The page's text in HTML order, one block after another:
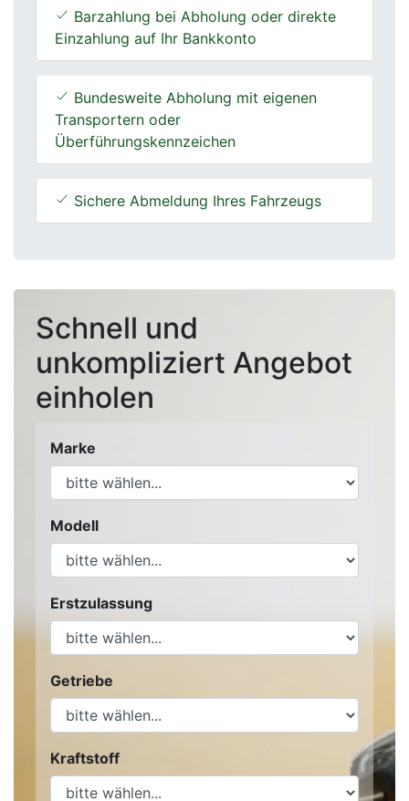
Barzahlung bei Abholung oder direkte
Einzahlung auf Ihr Bankkonto
Bundesweite Abholung mit eigenen
Transportern oder
Überführungskennzeichen
Sichere Abmeldung Ihres Fahrzeugs
Schnell und
unkompliziert Angebot
einholen
Marke
Modell
Erstzulassung
Getriebe
Kraftstoff